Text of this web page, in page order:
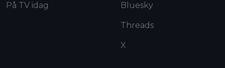
På TV idag Bluesky
Threads
X